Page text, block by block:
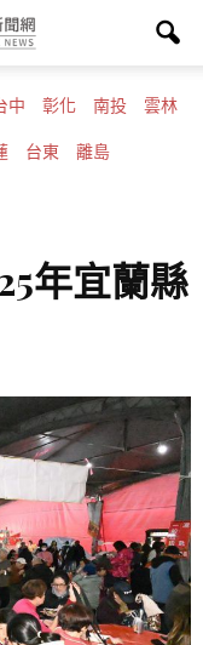
中 彰化 南投 雲林
台東 離島
年宜蘭縣